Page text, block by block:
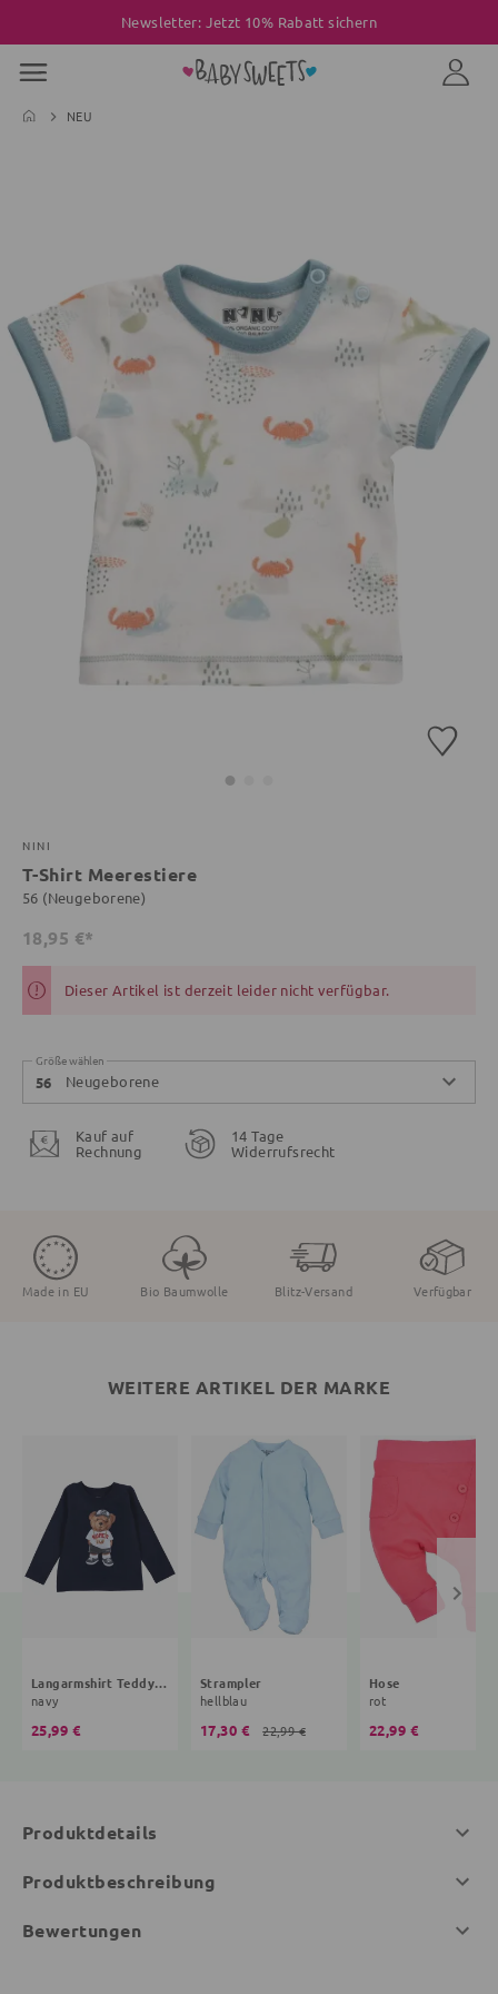
Newsletter: Jetzt 10% Rabatt sichern
NEU
NINI
T-Shirt Meerestiere
56 (Neugeborene)
18,95 €*
Dieser Artikel ist derzeit leider nicht verfügbar.
Größe wählen
56 Neugeborene
Kauf auf
Rechnung
14 Tage
Widerrufsrecht
Made in EU Bio Baumwolle Blitz-Versand Verfügbar
WEITERE ARTIKEL DER MARKE
Langarmshirt Teddybär
navy
25,99 €
Strampler
hellblau
17,30 € 22,99 €
Hose
rot
22,99 €
Produktdetails
Produktbeschreibung
Bewertungen